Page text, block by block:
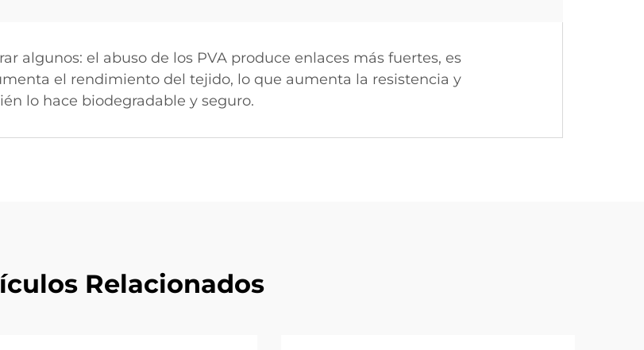
algunos: el abuso de los PVA produce enlaces más fuertes, es
el rendimiento del tejido, lo que aumenta la resistencia y
lo hace biodegradable y seguro.
Relacionados